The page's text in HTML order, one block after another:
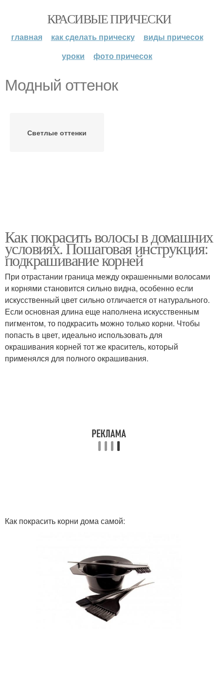
КРАСИВЫЕ ПРИЧЕСКИ
главная как сделать прическу
виды причесок
уроки
фото причесок
Модный оттенок
Светлые оттенки
Как покрасить волосы в домашних
условиях. Пошаговая инструкция:
подкрашивание корней
При отрастании граница между окрашенными волосами
и корнями становится сильно видна, особенно если
искусственный цвет сильно отличается от натурального.
Если основная длина еще наполнена искусственным
пигментом, то подкрасить можно только корни. Чтобы
попасть в цвет, идеально использовать для
окрашивания корней тот же краситель, который
применялся для полного окрашивания.
Как покрасить корни дома самой: